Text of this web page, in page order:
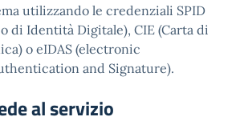
utilizzando le credenziali SPID
di Identità Digitale), CIE (Carta di
o eIDAS (electronic
and Signature).
al servizio